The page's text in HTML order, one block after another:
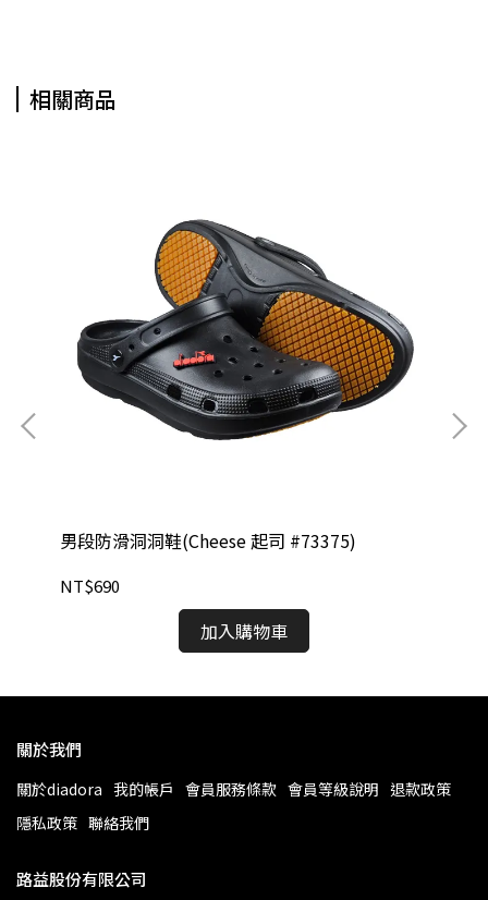
相關商品
男段防滑洞洞鞋(Cheese 起司 #73375)
NT$690
加入購物車
關於我們
關於diadora 我的帳戶 會員服務條款 會員等級說明 退款政策
隱私政策 聯絡我們
路益股份有限公司